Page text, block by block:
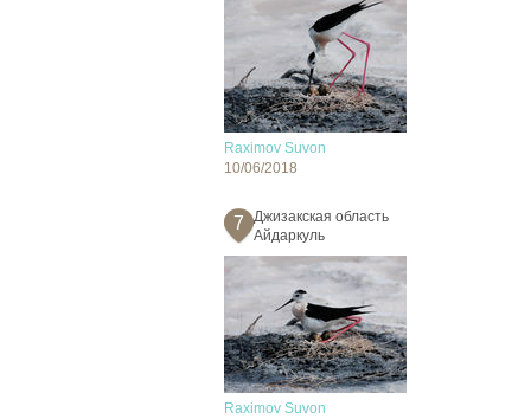
Raximov Suvon
10/06/2018
7
Джизакская область
Айдаркуль
Raximov Suvon